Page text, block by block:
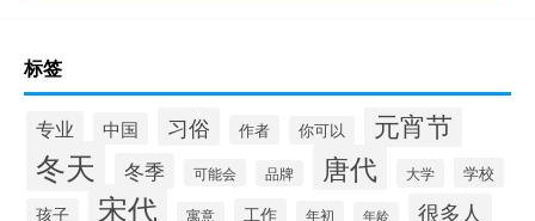
标签
专业 中国 习俗 作者 你可以 元宵节
冬天 冬季 可能会 品牌 唐代 大学 学校
孩子 宋代 寓意 工作 年初 年龄 很多人